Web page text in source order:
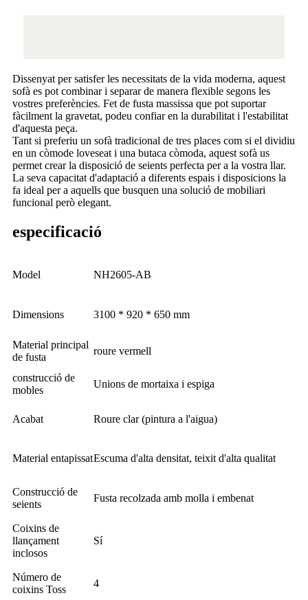
Dissenyat per satisfer les necessitats de la vida moderna, aquest
sofà es pot combinar i separar de manera flexible segons les
vostres preferències. Fet de fusta massissa que pot suportar
fàcilment la gravetat, podeu confiar en la durabilitat i l'estabilitat
d'aquesta peça.
Tant si preferiu un sofà tradicional de tres places com si el dividiu
en un còmode loveseat i una butaca còmoda, aquest sofà us
permet crear la disposició de seients perfecta per a la vostra llar.
La seva capacitat d'adaptació a diferents espais i disposicions la
fa ideal per a aquells que busquen una solució de mobiliari
funcional però elegant.
especificació
Model NH2605-AB
Dimensions 3100 * 920 * 650 mm
Material principal
de fusta
roure vermell
construcció de
mobles
Unions de mortaixa i espiga
Acabat Roure clar (pintura a l'aigua)
Material entapissatEscuma d'alta densitat, teixit d'alta qualitat
Construcció de
seients
Fusta recolzada amb molla i embenat
Coixins de
llançament
inclosos
Sí
Número de
coixins Toss
4